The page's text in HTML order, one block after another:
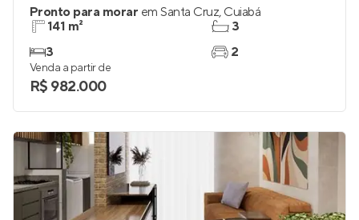
Pronto para morar em Santa Cruz, Cuiabá
141 m²
3
3
2
Venda a partir de
R$ 982.000